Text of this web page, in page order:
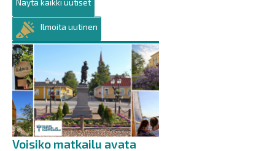
Ilmoita uutinen
Voisiko matkailu avata